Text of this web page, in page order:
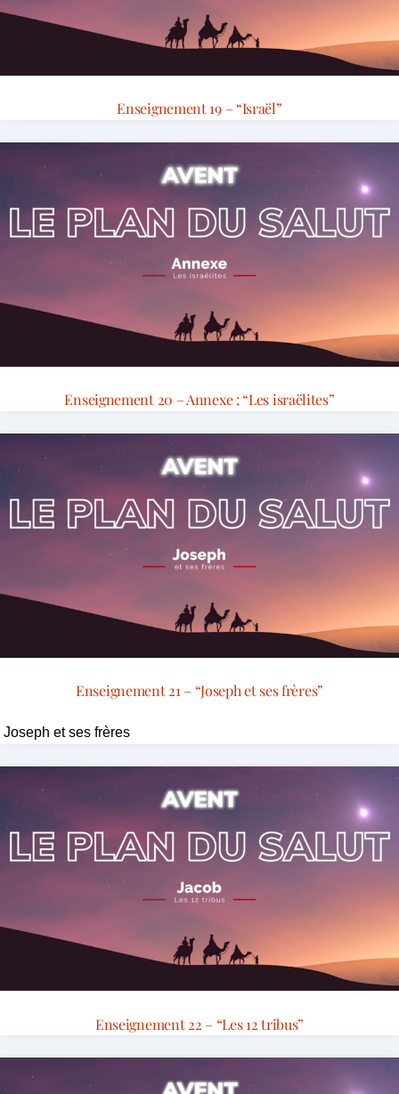
Enseignement 19 – “Israël”
Enseignement 20 – Annexe : “Les israëlites”
Enseignement 21 – “Joseph et ses frères”
Joseph et ses frères
Enseignement 22 – “Les 12 tribus”